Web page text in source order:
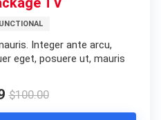
Integer ante arcu,
eget, posuere ut, mauris
$100.00